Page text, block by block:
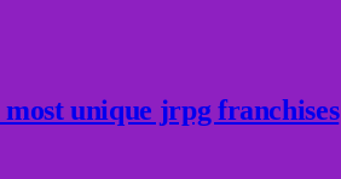
unique jrpg franchises